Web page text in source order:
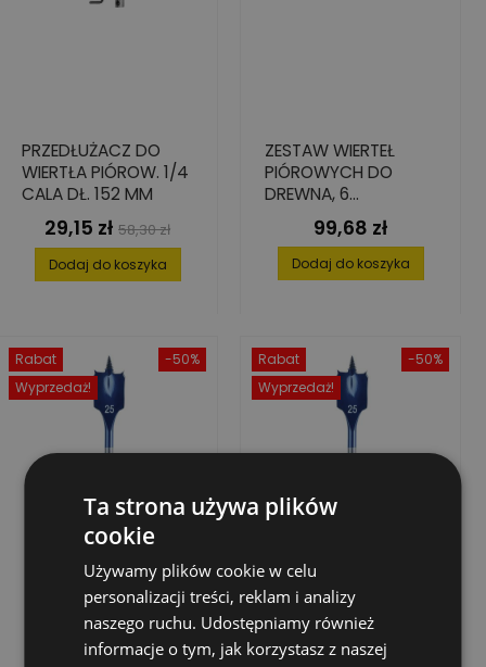
PRZEDŁUŻACZ DO
WIERTŁA PIÓROW. 1/4
CALA DŁ. 152 MM
Cena
29,15 zł Cena
podstawowa
58,30 zł
Dodaj do koszyka
ZESTAW WIERTEŁ
PIÓROWYCH DO
DREWNA, 6
ELEMENTÓW,10-25
Cena
99,68 zł
Dodaj do koszyka
-50%
Rabat
Wyprzedaż!
-50%
Rabat
Wyprzedaż!
Ta strona używa plików
cookie
Używamy plików cookie w celu
personalizacji treści, reklam i analizy
naszego ruchu. Udostępniamy również
informacje o tym, jak korzystasz z naszej